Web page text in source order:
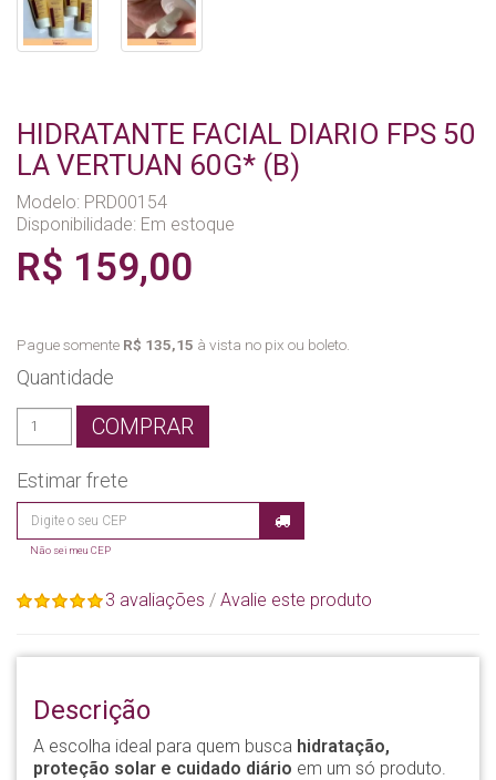
HIDRATANTE FACIAL DIARIO FPS 50
LA VERTUAN 60G* (B)
Modelo: PRD00154
Disponibilidade: Em estoque
R$ 159,00
Pague somente R$ 135,15 à vista no pix ou boleto.
Quantidade
COMPRAR
Estimar frete
Não sei meu CEP
3 avaliações / Avalie este produto
Descrição
A escolha ideal para quem busca hidratação,
proteção solar e cuidado diário em um só produto.